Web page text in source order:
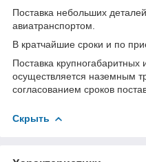
Поставка небольших
авиатранспортом.
В кратчайшие сроки и по
Поставка
осуществляется наземным
согласованием сроков
Скрыть